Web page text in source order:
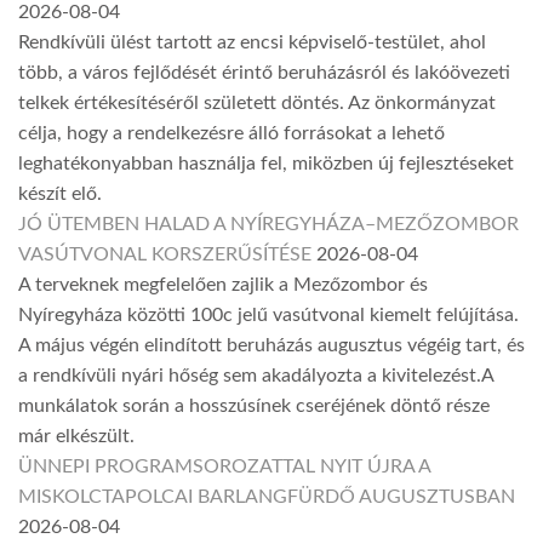
2026-08-04
Rendkívüli ülést tartott az encsi képviselő-testület, ahol
több, a város fejlődését érintő beruházásról és lakóövezeti
telkek értékesítéséről született döntés. Az önkormányzat
célja, hogy a rendelkezésre álló forrásokat a lehető
leghatékonyabban használja fel, miközben új fejlesztéseket
készít elő.
JÓ ÜTEMBEN HALAD A NYÍREGYHÁZA–MEZŐZOMBOR
VASÚTVONAL KORSZERŰSÍTÉSE 2026-08-04
A terveknek megfelelően zajlik a Mezőzombor és
Nyíregyháza közötti 100c jelű vasútvonal kiemelt felújítása.
A május végén elindított beruházás augusztus végéig tart, és
a rendkívüli nyári hőség sem akadályozta a kivitelezést.A
munkálatok során a hosszúsínek cseréjének döntő része
már elkészült.
ÜNNEPI PROGRAMSOROZATTAL NYIT ÚJRA A
MISKOLCTAPOLCAI BARLANGFÜRDŐ AUGUSZTUSBAN
2026-08-04